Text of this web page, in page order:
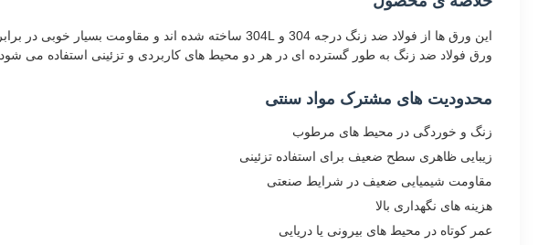
ورق فولاد ضد زنگ به طور گسترده ای در هر دو محیط های کاربردی و تزئینی استفاده می شود.8 سطح آینه یک ظاهر بسیار منعکس کننده مناسب برای پروژه های طراحی داخلی و خارجی لوکس فراهم می کند.
محدودیت های مشترک مواد سنتی
زنگ و خوردگی در محیط های مرطوب
زیبایی ظاهری سطح ضعیف برای استفاده تزئینی
مقاومت شیمیایی ضعیف در شرایط صنعتی
هزینه های نگهداری بالا
عمر کوتاه در محیط های بیرونی یا دریایی